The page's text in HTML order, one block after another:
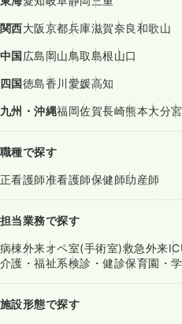
関西大阪京都兵庫滋賀奈良和歌山
中国広島岡山鳥取島根山口
四国徳島香川愛媛高知
九州・沖縄福岡佐賀長崎熊本大分
職種で探す
正看護師准看護師保健師助産師
担当業務で探す
病棟外来オペ室(手術室)救急外来
介護・福祉系検診・健診保育園・
施設形態で探す